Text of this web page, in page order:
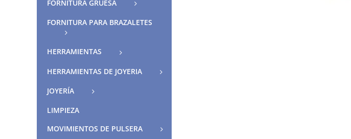
FORNITURA GRUESA
FORNITURA PARA BRAZALETES
HERRAMIENTAS
HERRAMIENTAS DE JOYERIA
JOYERÍA
LIMPIEZA
MOVIMIENTOS DE PULSERA